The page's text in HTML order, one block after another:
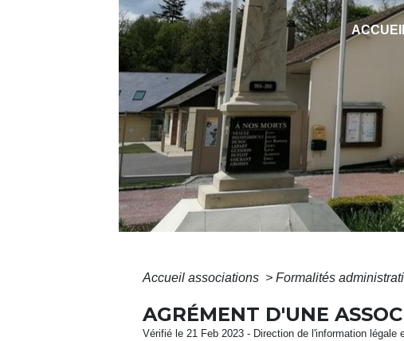
Accueil associations > Formalités
AGRÉMENT D'UNE
Vérifié le 21 Feb 2023 - Direction de l'information